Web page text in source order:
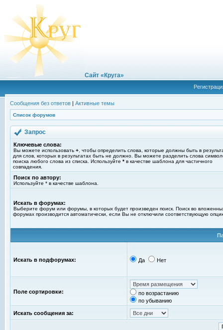
Сайт «Круга»
Сообщения без ответов | Активные темы
Список форумов
Запрос
Ключевые слова:
Вы можете использовать + , чтобы определить слова, которые должны быть в
для слов, которых в результатах быть не должно. Вы можете разделить слова
поиска любого слова из списка. Используйте * в качестве шаблона для частичного
совпадения.
Поиск по автору:
Используйте * в качестве шаблона.
Искать в форумах:
Выберите форум или форумы, в которых будет произведен поиск. Поиск во
форумах производится автоматически, если Вы не отключили соответствующую
Искать в подфорумах: Да Нет
Поле сортировки:
по возрастанию
по убыванию
Искать сообщения за: